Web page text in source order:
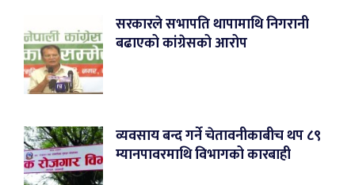
सरकारले सभापति थापामाथि निगरानी
बढाएको कांग्रेसको आरोप
व्यवसाय बन्द गर्ने चेतावनीकाबीच थप ८९
म्यानपावरमाथि विभागको कारबाही